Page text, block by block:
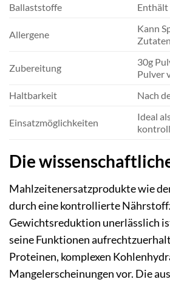
Ballaststoffe
Enthält
Allergene
Kann
Zubereitung
30g
Pulver
Haltbarkeit
Nach
Einsatzmöglichkeiten
Ideal
Die
Mahlzeitenersatzprodukte wie
durch eine kontrollierte
Gewichtsreduktion unerlässlich
seine Funktionen
Proteinen, komplexen
Mangelerscheinungen vor. Die